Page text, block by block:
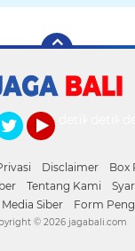
Disclaimer
Box
Tentang Kami
Siber
Form
© 2026 jagabali.com